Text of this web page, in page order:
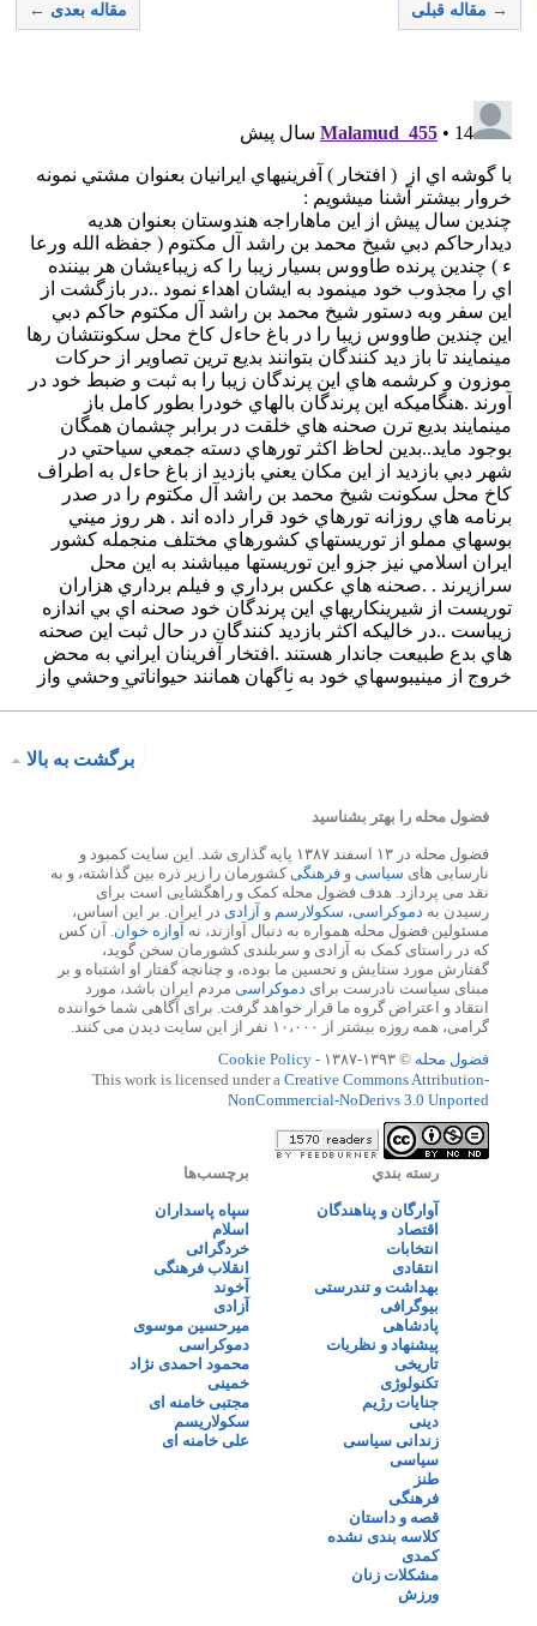
→ مقاله قبلی مقاله بعدی ←
برگشت به بالا
فضول محله را بهتر بشناسید
فضول محله در ۱۳ اسفند ۱۳۸۷ پایه گذاری شد. این سایت کمبود و
نارسایی های سیاسی و فرهنگیکشورمان را زیر ذره بین گذاشته، و به
نقد می پردازد. هدف فضول محله کمک و راهگشایی است برای
رسیدن به دموکراسی، سکولارسم و آزادی در ایران. بر این اساس،
مسئولین فضول محله همواره به دنبال آوازند، نه آوازه خوان. آن کس
که در راستای کمک به آزادی و سربلندی کشورمان سخن گوید،
گفتارش مورد ستایش و تحسین ما بوده، و چنانچه گفتار او اشتباه و بر
مبنای سیاست نادرست برای دموکراسی مردم ایران باشد، مورد
انتقاد و اعتراض گروه ما قرار خواهد گرفت. برای آگاهی شما خواننده
گرامی، همه روزه بیشتر از ۱۰،۰۰۰ نفر از این سایت دیدن می کنند.
فضول محله © ۱۳۹۳-۱۳۸۷ -
Cookie Policy
This work is licensed under a Creative Commons Attribution-
NonCommercial-NoDerivs 3.0 Unported
رسته بندي
آوارگان و پناهندگان
اقتصاد
انتخابات
انتقادی
بهداشت و تندرستی
بیوگرافی
پادشاهی
پیشنهاد و نظریات
تاریخی
تکنولوژی
جنایات رژیم
دینی
زندانی سیاسی
سیاسی
طنز
فرهنگی
قصه و داستان
کلاسه بندی نشده
کمدی
مشکلات زنان
ورزش
برچسب‌ها
سپاه پاسداران
اسلام
خردگرائی
انقلاب فرهنگی
آخوند
آزادی
میرحسین موسوی
دموکراسی
محمود احمدی نژاد
خمینی
مجتبی خامنه ای
سکولاریسم
علی خامنه ای